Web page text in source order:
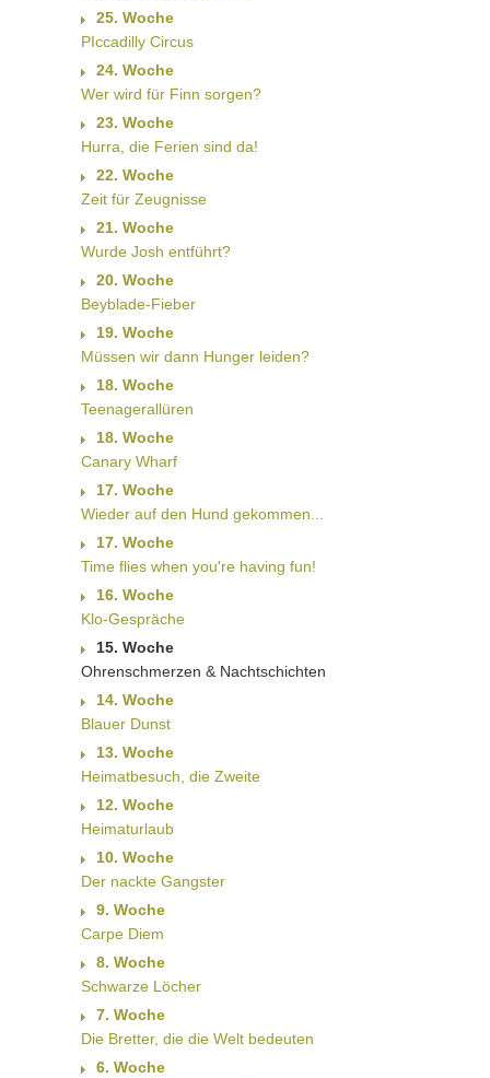
25. Woche
PIccadilly Circus
24. Woche
Wer wird für Finn sorgen?
23. Woche
Hurra, die Ferien sind da!
22. Woche
Zeit für Zeugnisse
21. Woche
Wurde Josh entführt?
20. Woche
Beyblade-Fieber
19. Woche
Müssen wir dann Hunger leiden?
18. Woche
Teenagerallüren
18. Woche
Canary Wharf
17. Woche
Wieder auf den Hund gekommen...
17. Woche
Time flies when you're having fun!
16. Woche
Klo-Gespräche
15. Woche
Ohrenschmerzen & Nachtschichten
14. Woche
Blauer Dunst
13. Woche
Heimatbesuch, die Zweite
12. Woche
Heimaturlaub
10. Woche
Der nackte Gangster
9. Woche
Carpe Diem
8. Woche
Schwarze Löcher
7. Woche
Die Bretter, die die Welt bedeuten
6. Woche